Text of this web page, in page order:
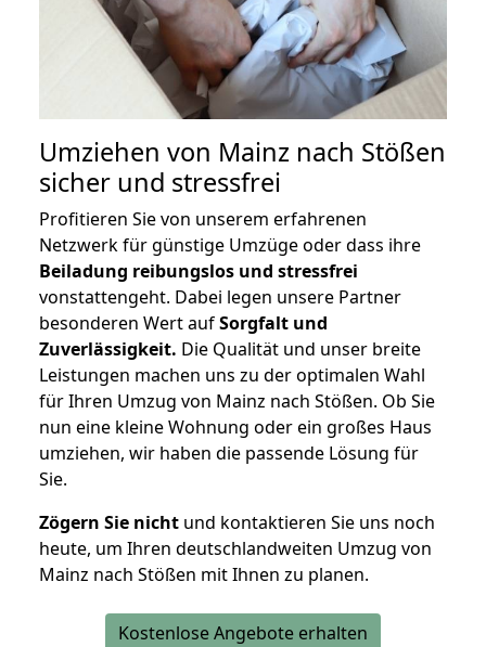
Umziehen von Mainz nach Stößen
sicher und stressfrei
Profitieren Sie von unserem erfahrenen
Netzwerk für günstige Umzüge oder dass ihre
Beiladung reibungslos und stressfrei
vonstattengeht. Dabei legen unsere Partner
besonderen Wert aufSorgfalt und
Zuverlässigkeit. Die Qualität und unser breite
Leistungen machen uns zu der optimalen Wahl
für Ihren Umzug von Mainz nach Stößen. Ob Sie
nun eine kleine Wohnung oder ein großes Haus
umziehen, wir haben die passende Lösung für
Sie.
Zögern Sie nicht und kontaktieren Sie uns noch
heute, um Ihren deutschlandweiten Umzug von
Mainz nach Stößen mit Ihnen zu planen.
Kostenlose Angebote erhalten